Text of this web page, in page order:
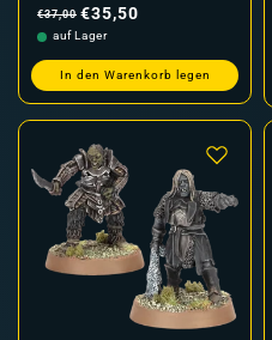
Preis
€37,00 €35,50
auf Lager
In den Warenkorb legen